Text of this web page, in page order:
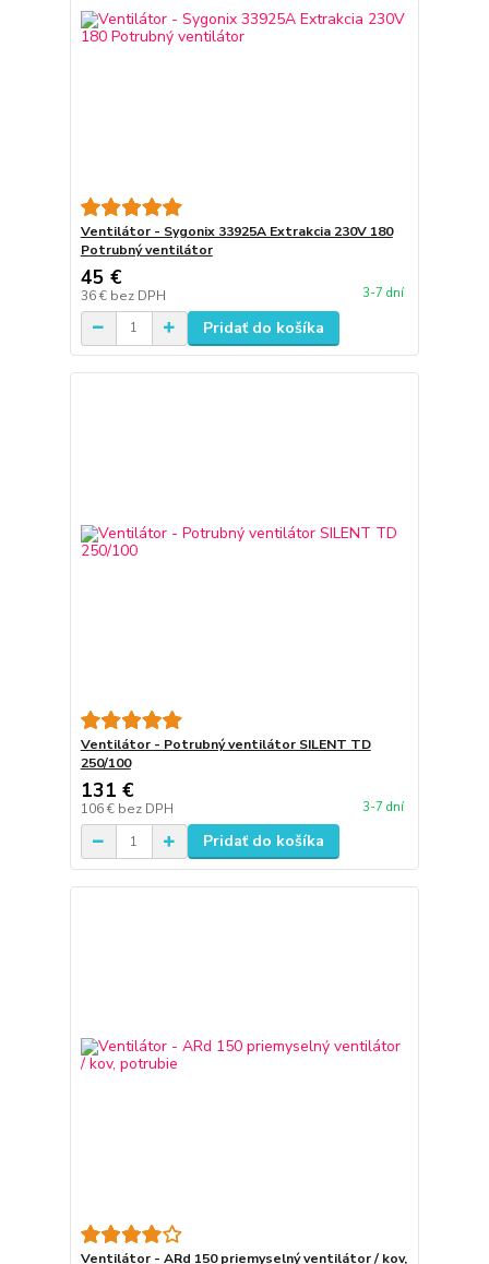
Ventilátor - Sygonix 33925A Extrakcia 230V 180
Potrubný ventilátor
45 €
36 € bez DPH 3-7 dní
Pridať do košíka
Ventilátor - Potrubný ventilátor SILENT TD
250/100
131 €
106 € bez DPH 3-7 dní
Pridať do košíka
Ventilátor - ARd 150 priemyselný ventilátor / kov,